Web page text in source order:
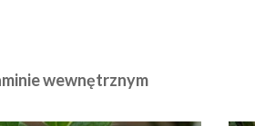
wewnętrznym